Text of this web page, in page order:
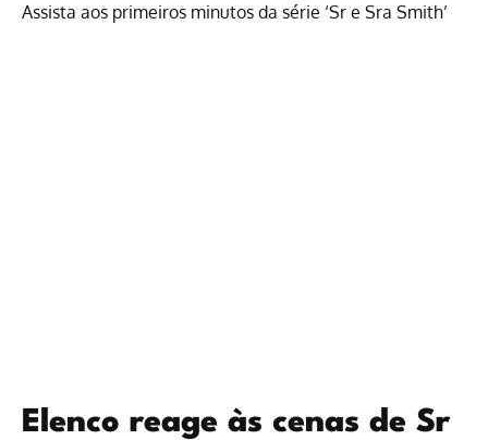
Assista aos primeiros minutos da série ‘Sr e Sra Smith’
Elenco reage às cenas de Sr